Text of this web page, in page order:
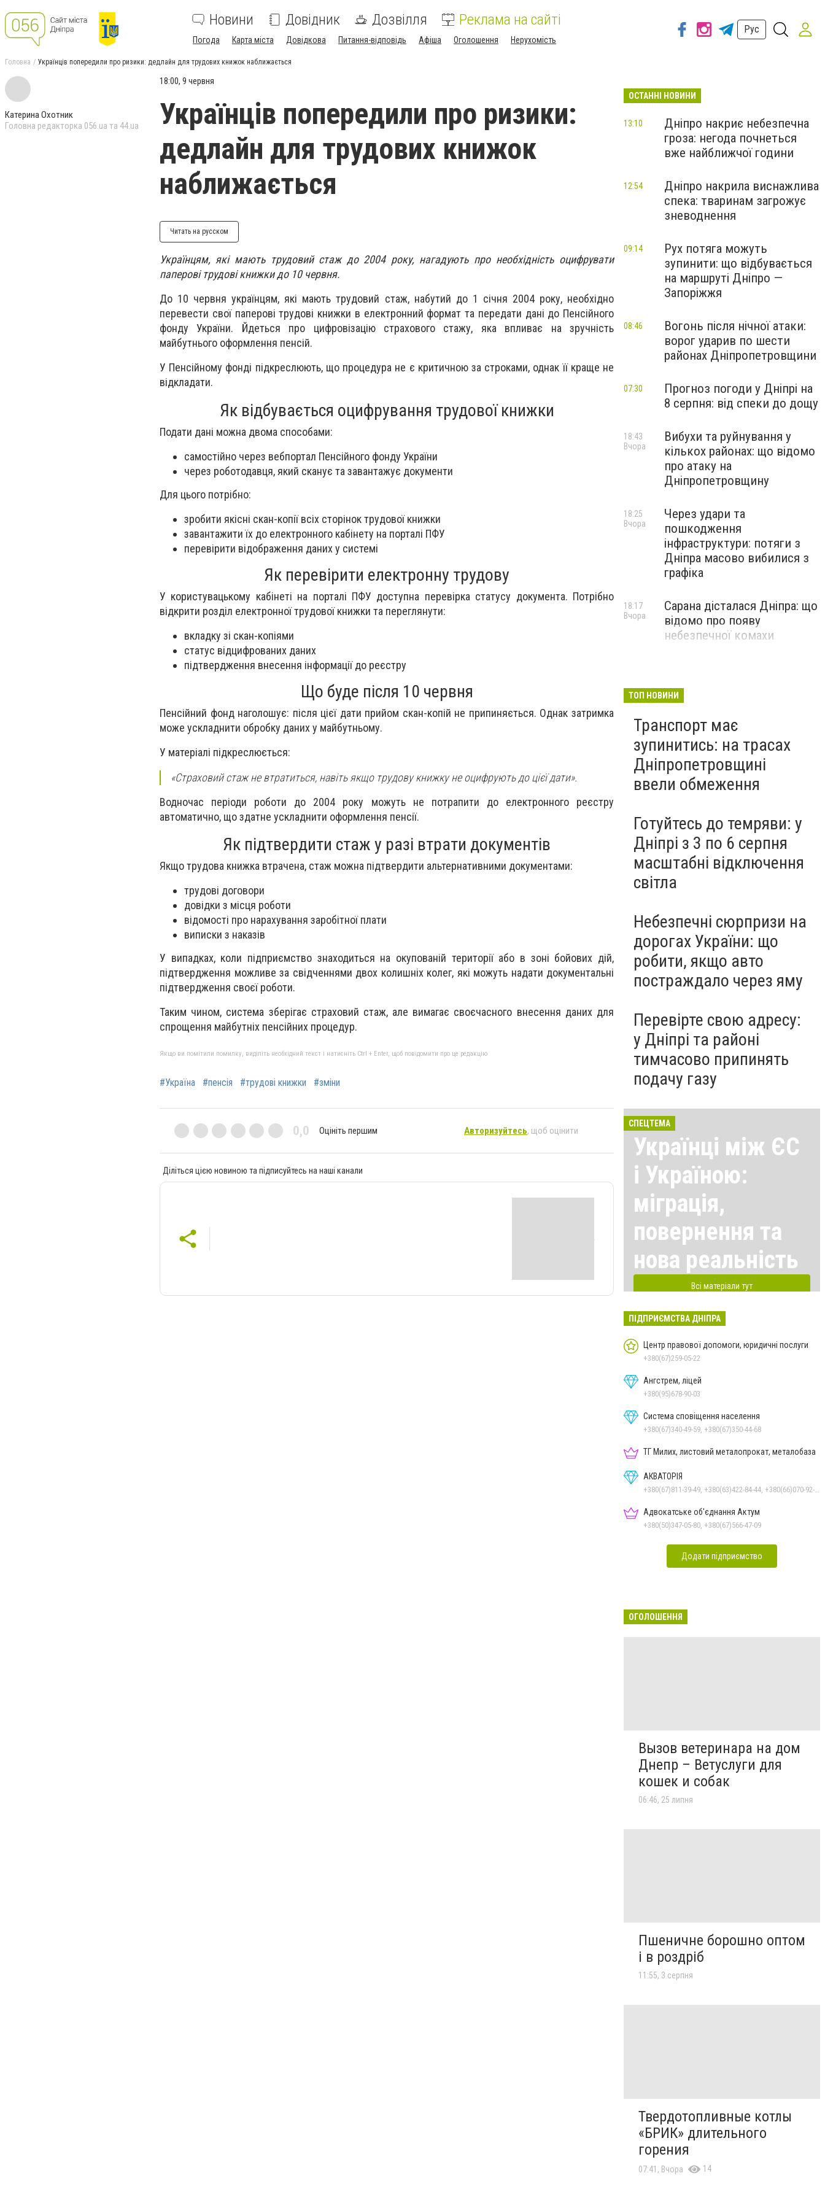
Новини Довідник Дозвілля Реклама на сайті
Погода Карта міста Довідкова Питання-відповідь Афіша Оголошення Нерухомість
Рус
Головна Українців попередили про ризики: дедлайн для трудових книжок наближається
Катерина Охотник
Головна редакторка 056.ua та 44.ua
18:00, 9 червня
Українців попередили про ризики:
дедлайн для трудових книжок
наближається
Читать на русском
Українцям, які мають трудовий стаж до 2004 року, нагадують про необхідність оцифрувати
паперові трудові книжки до 10 червня.
До 10 червня українцям, які мають трудовий стаж, набутий до 1 січня 2004 року, необхідно
перевести свої паперові трудові книжки в електронний формат та передати дані до Пенсійного
фонду України. Йдеться про цифровізацію страхового стажу, яка впливає на зручність
майбутнього оформлення пенсій.
У Пенсійному фонді підкреслюють, що процедура не є критичною за строками, однак її краще не
відкладати.
Як відбувається оцифрування трудової книжки
Подати дані можна двома способами:
самостійно через вебпортал Пенсійного фонду України
через роботодавця, який сканує та завантажує документи
Для цього потрібно:
зробити якісні скан-копії всіх сторінок трудової книжки
завантажити їх до електронного кабінету на порталі ПФУ
перевірити відображення даних у системі
Як перевірити електронну трудову
У користувацькому кабінеті на порталі ПФУ доступна перевірка статусу документа. Потрібно
відкрити розділ електронної трудової книжки та переглянути:
вкладку зі скан-копіями
статус відцифрованих даних
підтвердження внесення інформації до реєстру
Що буде після 10 червня
Пенсійний фонд наголошує: після цієї дати прийом скан-копій не припиняється. Однак затримка
може ускладнити обробку даних у майбутньому.
У матеріалі підкреслюється:
«Страховий стаж не втратиться, навіть якщо трудову книжку не оцифрують до цієї дати».
Водночас періоди роботи до 2004 року можуть не потрапити до електронного реєстру
автоматично, що здатне ускладнити оформлення пенсії.
Як підтвердити стаж у разі втрати документів
Якщо трудова книжка втрачена, стаж можна підтвердити альтернативними документами:
трудові договори
довідки з місця роботи
відомості про нарахування заробітної плати
виписки з наказів
У випадках, коли підприємство знаходиться на окупованій території або в зоні бойових дій,
підтвердження можливе за свідченнями двох колишніх колег, які можуть надати документальні
підтвердження своєї роботи.
Таким чином, система зберігає страховий стаж, але вимагає своєчасного внесення даних для
спрощення майбутніх пенсійних процедур.
Якщо ви помітили помилку, виділіть необхідний текст і натисніть Ctrl + Enter, щоб повідомити про це редакцію
#Україна #пенсія #трудові книжки #зміни
0,0 Оцініть першим Авторизуйтесь, щоб оцінити
Діліться цією новиною та підписуйтесь на наші канали
ОСТАННІ НОВИНИ
Дніпро накриє небезпечна
гроза: негода почнеться
вже найближчої години
13:10
Дніпро накрила виснажлива
спека: тваринам загрожує
зневоднення
12:54
Рух потяга можуть
зупинити: що відбувається
на маршруті Дніпро —
Запоріжжя
09:14
Вогонь після нічної атаки:
ворог ударив по шести
районах Дніпропетровщини
08:46
Прогноз погоди у Дніпрі на
8 серпня: від спеки до дощу
07:30
Вибухи та руйнування у
кількох районах: що відомо
про атаку на
Дніпропетровщину
18:43
Вчора
Через удари та
пошкодження
інфраструктури: потяги з
Дніпра масово вибилися з
графіка
18:25
Вчора
Сарана дісталася Дніпра: що
відомо про появу
небезпечної комахи
18:17
Вчора
ТОП НОВИНИ
Транспорт має
зупинитись: на трасах
Дніпропетровщині
ввели обмеження
Готуйтесь до темряви: у
Дніпрі з 3 по 6 серпня
масштабні відключення
світла
Небезпечні сюрпризи на
дорогах України: що
робити, якщо авто
постраждало через яму
Перевірте свою адресу:
у Дніпрі та районі
тимчасово припинять
подачу газу
СПЕЦТЕМА
Українці між ЄС
і Україною:
міграція,
повернення та
нова реальність
Всі матеріали тут
ПІДПРИЄМСТВА ДНІПРА
Центр правової допомоги, юридичні послуги
+380(67)259-05-22
Ангстрем, ліцей
+380(95)678-90-03
Система сповіщення населення
+380(67)340-49-59, +380(67)350-44-68
ТГ Милих, листовий металопрокат, металобаза
АКВАТОРІЯ
Адвокатське об'єднання Актум
+380(50)347-05-80, +380(67)566-47-09
Додати підприємство
ОГОЛОШЕННЯ
Вызов ветеринара на дом
Днепр – Ветуслуги для
кошек и собак
06:46, 25 липня
Пшеничне борошно оптом
і в роздріб
11:55, 3 серпня
Твердотопливные котлы
«БРИК» длительного
горения
07:41, Вчора 14